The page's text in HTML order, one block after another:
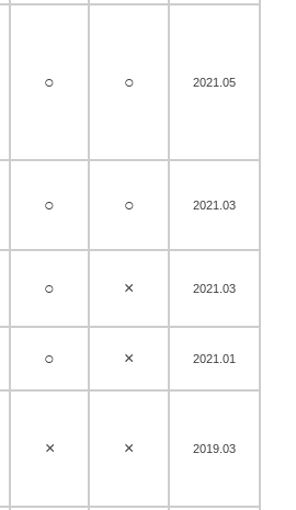
○ ○ 2021.05
○ ○ 2021.03
○ × 2021.03
○ × 2021.01
× × 2019.03